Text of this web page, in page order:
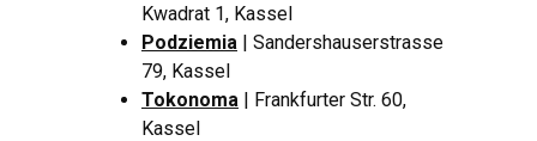
Kwadrat 1, Kassel
Podziemia | Sandershauserstrasse
79, Kassel
Tokonoma | Frankfurter Str. 60,
Kassel